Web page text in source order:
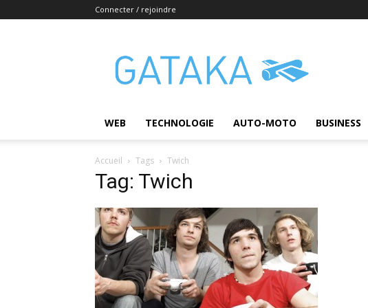
Connecter / rejoindre
WEB TECHNOLOGIE AUTO-MOTO BUSINESS
Accueil Tags Twich
Tag: Twich